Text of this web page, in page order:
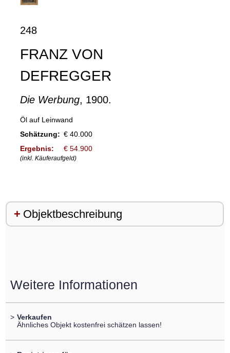
248
FRANZ VON
DEFREGGER
Die Werbung, 1900.
Öl auf Leinwand
Schätzung: € 40.000
Ergebnis:
€ 54.900
(inkl. Käuferaufgeld)
Objektbeschreibung
Weitere Informationen
> Verkaufen
Ähnliches Objekt kostenfrei schätzen lassen!